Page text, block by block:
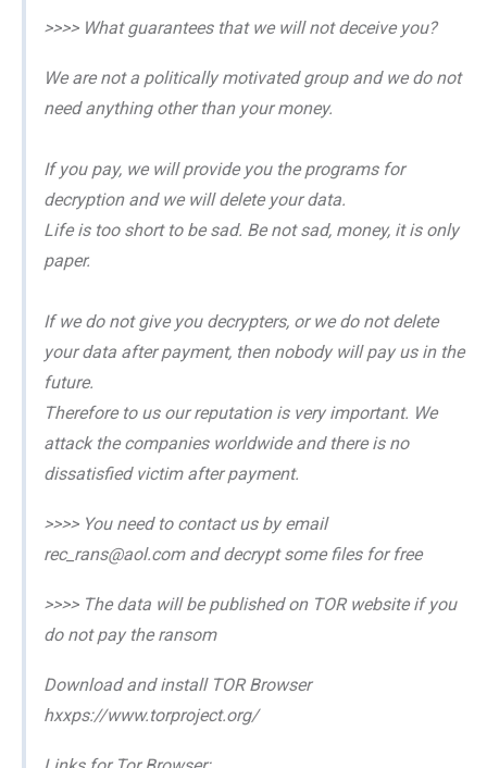
>>>> What guarantees that we will not deceive you?
We are not a politically motivated group and we do not
need anything other than your money.
If you pay, we will provide you the programs for
decryption and we will delete your data.
Life is too short to be sad. Be not sad, money, it is only
paper.
If we do not give you decrypters, or we do not delete
your data after payment, then nobody will pay us in the
future.
Therefore to us our reputation is very important. We
attack the companies worldwide and there is no
dissatisfied victim after payment.
>>>> You need to contact us by email
rec_rans@aol.com and decrypt some files for free
>>>> The data will be published on TOR website if you
do not pay the ransom
Download and install TOR Browser
hxxps://www.torproject.org/